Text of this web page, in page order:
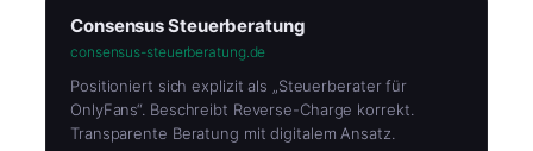
Consensus Steuerberatung
consensus-steuerberatung.de
Positioniert sich explizit als „Steuerberater für
OnlyFans“. Beschreibt Reverse-Charge korrekt.
Transparente Beratung mit digitalem Ansatz.